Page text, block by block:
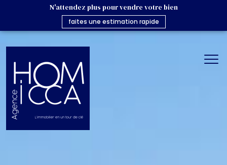
N'attendez plus pour vendre votre bien
faites une estimation rapide